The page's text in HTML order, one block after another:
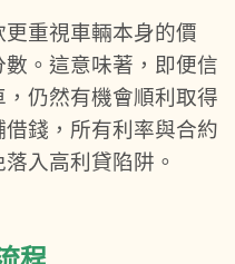
重視車輛本身的價
。這意味著，即便信
仍然有機會順利取得
錢，所有利率與合約
入高利貸陷阱。